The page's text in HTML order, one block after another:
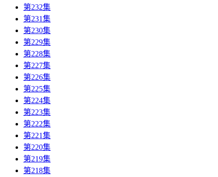
第232集
第231集
第230集
第229集
第228集
第227集
第226集
第225集
第224集
第223集
第222集
第221集
第220集
第219集
第218集